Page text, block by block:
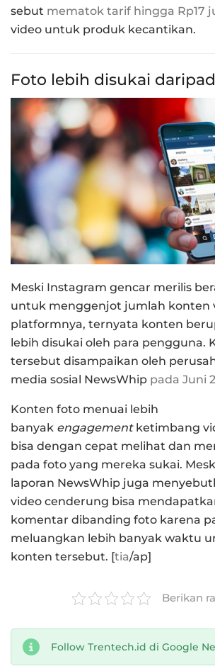
sebut mematok tarif hingga Rp17
video untuk produk kecantikan.
Foto lebih disukai
Meski Instagram gencar merilis
untuk menggenjot jumlah konten
platformnya, ternyata konten
lebih disukai oleh para pengguna.
tersebut disampaikan oleh
media sosial NewsWhip pada Juni
Konten foto menuai lebih
banyak engagementketimbang
bisa dengan cepat melihat dan
pada foto yang mereka sukai.
laporan NewsWhip juga
video cenderung bisa
komentar dibanding foto karena
meluangkan lebih banyak waktu
konten tersebut. [tia/ap]
Berikan
Follow Trentech.id di Google